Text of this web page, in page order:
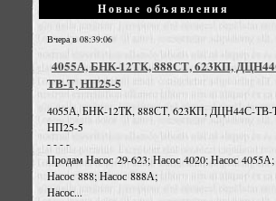
Новые объявления
Вчера в 08:39:06
4055А, БНК-12ТК, 888СТ, 623КП,
ТВ-Т, НП25-5
4055А, БНК-12ТК, 888СТ, 623КП, ДЦН44С-ТВ-
НП25-5
- - - -
Продам Насос 29-623; Насос 4020; Насос 4055А;
Насос 888; Насос 888А;
Насос...